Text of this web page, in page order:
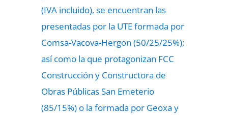
(IVA incluido), se encuentran las
presentadas por la UTE formada por
Comsa-Vacova-Hergon (50/25/25%);
así como la que protagonizan FCC
Construcción y Constructora de
Obras Públicas San Emeterio
(85/15%) o la formada por Geoxa y